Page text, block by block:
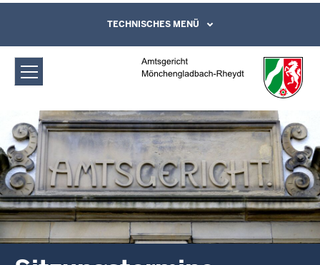
Amtsgericht Mönchengladbach-
Rheydt: Sitzungstermine
Direkt zum Inhalt
Leichte Sprache, Gebärdensprachenvideo
und Kontaktformular
TECHNISCHES MENÜ